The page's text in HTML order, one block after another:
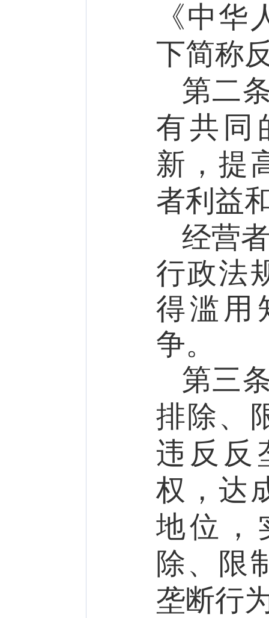
《中
下简称
第二
有共同
新，提
者利益
经营
行政法
得滥用
争。
第三
排除、
违反 反
权，达
地位 ，
除、限
垄断行